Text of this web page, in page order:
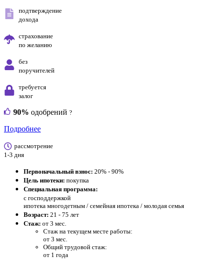
подтверждение
дохода
страхование
по желанию
без
поручителей
требуется
залог
90% одобрений ?
Подробнее
рассмотрение
1-3 дня
Первоначальный взнос: 20% - 90%
Цель ипотеки: покупка
Специальная программа:
с господдержкой
ипотека многодетным / семейная ипотека / молодая семья
Возраст: 21 - 75 лет
Стаж: от 3 мес.
Стаж на текущем месте работы:
от 3 мес.
Общий трудовой стаж:
от 1 года